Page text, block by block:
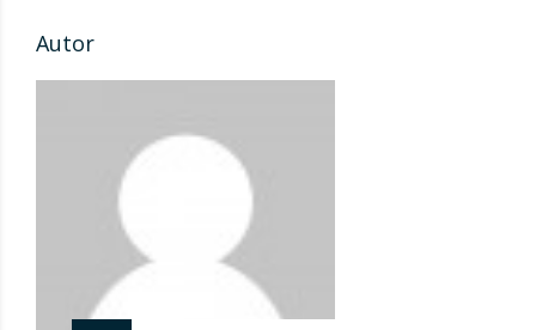
Autor